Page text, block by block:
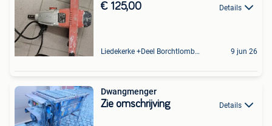
€ 125,00 Details
Liedekerke +Deel Borchtlombeek 9 jun 26
Dwangmenger
Zie omschrijving Details